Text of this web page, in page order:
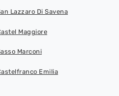
Lazzaro Di Savena
Maggiore
Marconi
Emilia